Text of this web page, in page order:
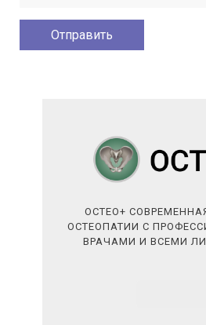
ОСТЕО+
ОСТЕОПАТИИ С
ВРАЧАМИ И ВСЕМИ